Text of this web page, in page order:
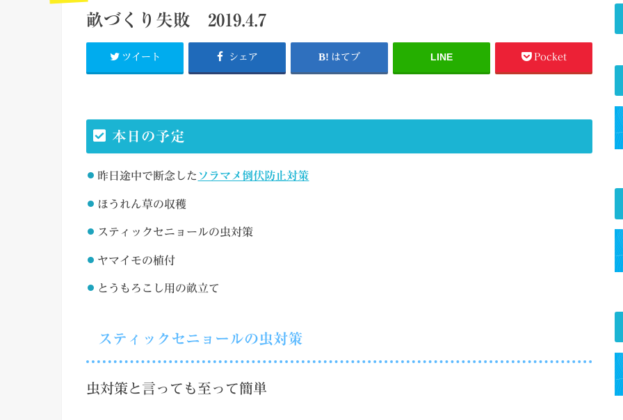
畝づくり失敗 2019.4.7
ツイート シェア はてブ LINE Pocket
本日の予定
昨日途中で断念した ソラマメ倒伏防止対策
ほうれん草の収穫
スティックセニョールの虫対策
ヤマイモの植付
とうもろこし用の畝立て
スティックセニョールの虫対策
虫対策と言っても至って簡単